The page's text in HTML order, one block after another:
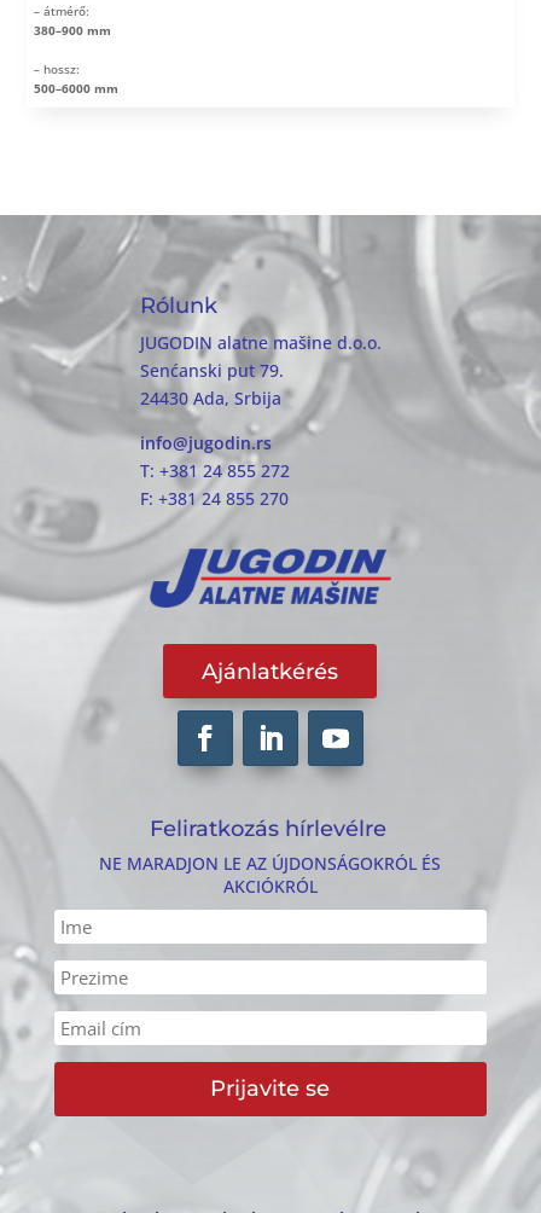
– átmérő:
380–900 mm
– hossz:
500–6000 mm
Rólunk
JUGODIN alatne mašine d.o.o.
Senćanski put 79.
24430 Ada, Srbija
info@jugodin.rs
T: +381 24 855 272
F: +381 24 855 270
Ajánlatkérés
Feliratkozás hírlevélre
NE MARADJON LE AZ ÚJDONSÁGOKRÓL ÉS
AKCIÓKRÓL
Prijavite se